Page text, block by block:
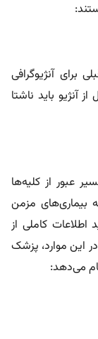
برای آنژیوگرافی
حداقل ۸ ساعت قبل از آنژیو باید ناشتا
عبور از کلیه‌ها
بیماری‌های مزمن
اطلاعات کاملی از
این موارد، پزشک
می‌دهد: